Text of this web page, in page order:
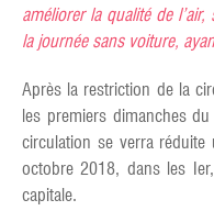
améliorer la qualité de
la journée sans voiture,
Après la restriction de la
les premiers dimanches
circulation se verra
octobre 2018, dans les
capitale.